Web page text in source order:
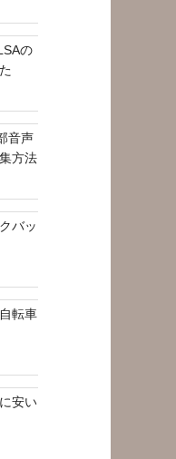
の
音声
方法
バッ
転車
安い